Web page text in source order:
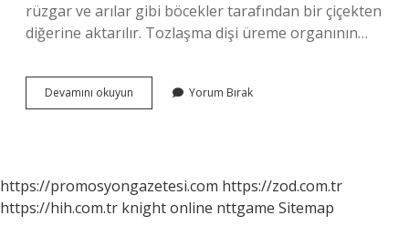
rüzgar ve arılar gibi böcekler tarafından bir çiçekten
diğerine aktarılır. Tozlaşma dişi üreme organının…
Devamını okuyun
Bitkileri
Yorum Bırak
https://promosyongazetesi.com https://zod.com.tr
https://hih.com.tr knight online nttgame Sitemap